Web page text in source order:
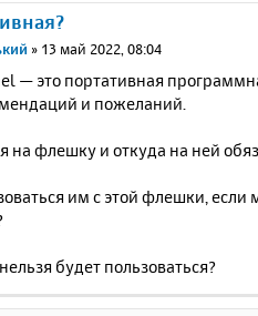
» 13 май 2022, 08:04
— это портативная
и пожеланий.
на флешку и откуда на ней
им с этой флешки,
будет пользоваться?